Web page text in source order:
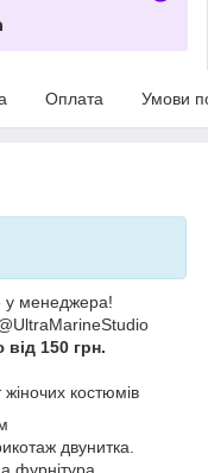
Оплата Умови
у менеджера!
150 грн.
костюмів
двунитка.
фурнітура.